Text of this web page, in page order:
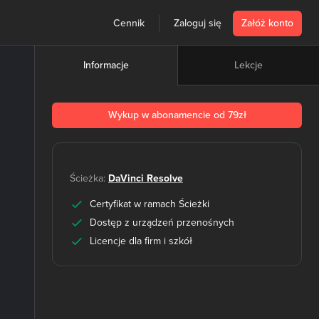
Cennik Zaloguj się Załóż konto
Informacje Lekcje
Wykup w abonamencie od 79zł
Ścieżka: DaVinci Resolve
Certyfikat w ramach Ścieżki
Dostęp z urządzeń przenośnych
Licencje dla firm i szkół